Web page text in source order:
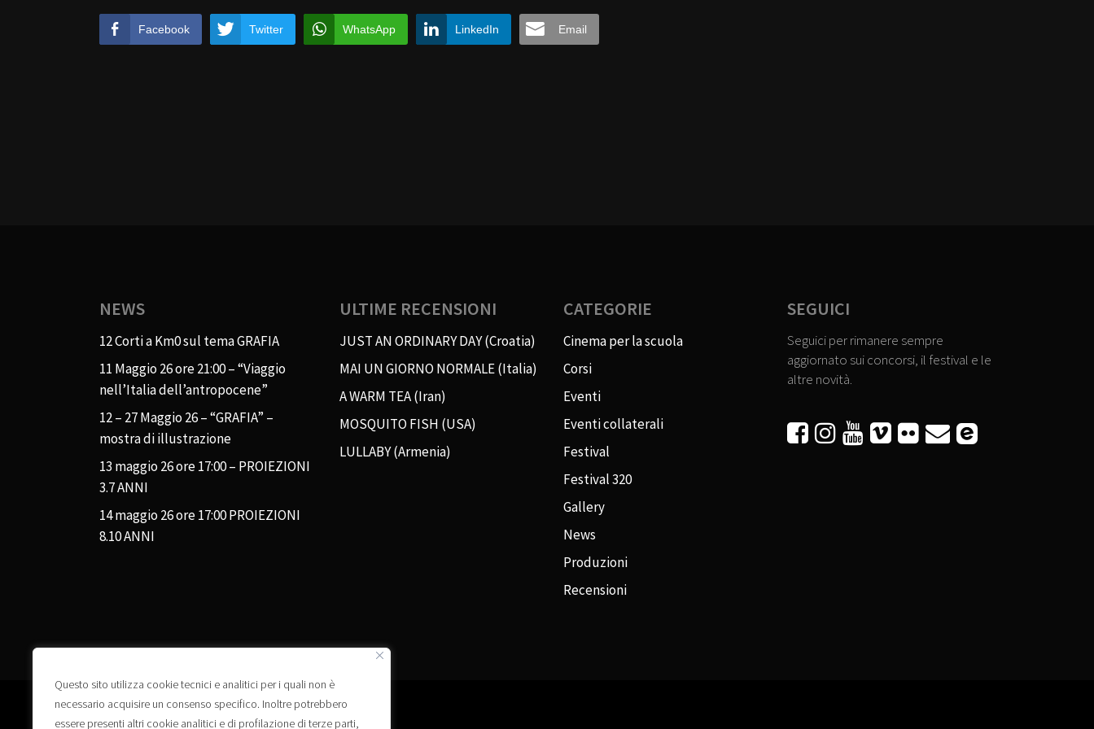
Questo sito utilizza cookie tecnici e analitici per i quali non è
necessario acquisire un consenso specifico. Inoltre potrebbero
essere presenti altri cookie analitici e di profilazione di terze parti,
Facebook Twitter WhatsApp LinkedIn Email
NEWS
12 Corti a Km0 sul tema GRAFIA
11 Maggio 26 ore 21:00 – “Viaggio
nell’Italia dell’antropocene”
12 – 27 Maggio 26 – “GRAFIA” –
mostra di illustrazione
13 maggio 26 ore 17:00 – PROIEZIONI
3.7 ANNI
14 maggio 26 ore 17:00 PROIEZIONI
8.10 ANNI
ULTIME RECENSIONI
JUST AN ORDINARY DAY (Croatia)
MAI UN GIORNO NORMALE (Italia)
A WARM TEA (Iran)
MOSQUITO FISH (USA)
LULLABY (Armenia)
CATEGORIE
Cinema per la scuola
Corsi
Eventi
Eventi collaterali
Festival
Festival 320
Gallery
News
Produzioni
Recensioni
SEGUICI
Seguici per rimanere sempre
aggiornato sui concorsi, il festival e le
altre novità.
     